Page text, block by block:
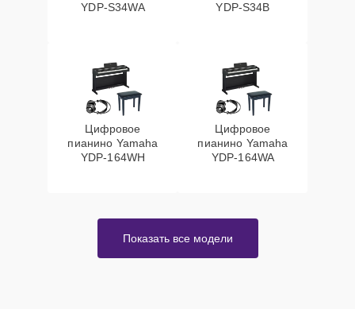
YDP-S34WA
YDP-S34B
Цифровое
пианино Yamaha
YDP-164WH
Цифровое
пианино Yamaha
YDP-164WA
Показать все модели